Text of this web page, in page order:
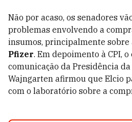
Não por acaso, os senadores
problemas envolvendo a
insumos, principalmente sobre
Pfizer. Em depoimento à CPI,
comunicação da Presidência
Wajngarten afirmou que Elcio
com o laboratório sobre a